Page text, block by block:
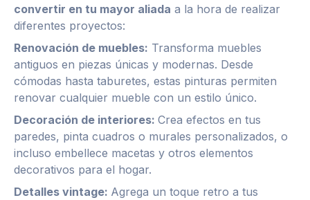
convertir en tu mayor aliada a la hora de realizar
diferentes proyectos:
Renovación de muebles: Transforma muebles
antiguos en piezas únicas y modernas. Desde
cómodas hasta taburetes, estas pinturas permiten
renovar cualquier mueble con un estilo único.
Decoración de interiores: Crea efectos en tus
paredes, pinta cuadros o murales personalizados, o
incluso embellece macetas y otros elementos
decorativos para el hogar.
Detalles vintage: Agrega un toque retro a tus